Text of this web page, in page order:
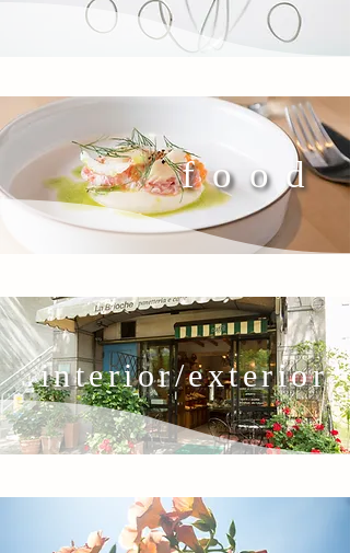
food
interior/exterior